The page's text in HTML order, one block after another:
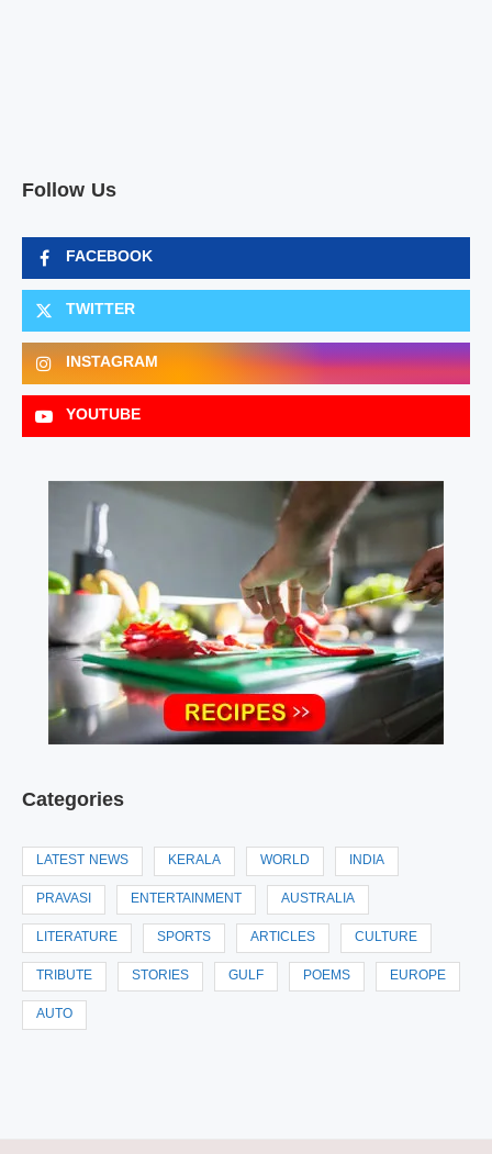
Follow Us
FACEBOOK
TWITTER
INSTAGRAM
YOUTUBE
Categories
LATEST NEWS KERALA WORLD INDIA
PRAVASI ENTERTAINMENT AUSTRALIA
LITERATURE SPORTS ARTICLES CULTURE
TRIBUTE STORIES GULF POEMS EUROPE
AUTO